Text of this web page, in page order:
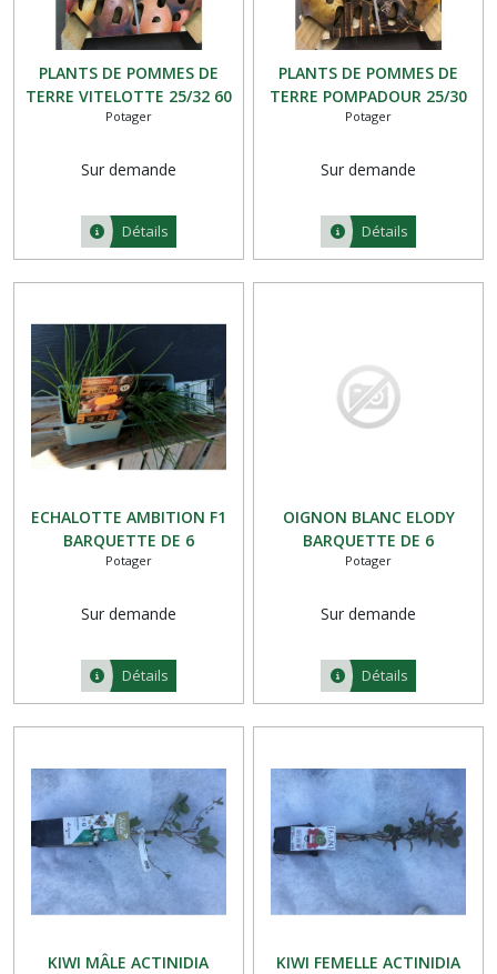
PLANTS DE POMMES DE
TERRE VITELOTTE 25/32 60
PLANTS
Potager
Sur demande
Détails
PLANTS DE POMMES DE
TERRE POMPADOUR 25/30
60 PLANTS
Potager
Sur demande
Détails
ECHALOTTE AMBITION F1
BARQUETTE DE 6
Potager
Sur demande
Détails
OIGNON BLANC ELODY
BARQUETTE DE 6
Potager
Sur demande
Détails
KIWI MÂLE ACTINIDIA KIWI FEMELLE ACTINIDIA